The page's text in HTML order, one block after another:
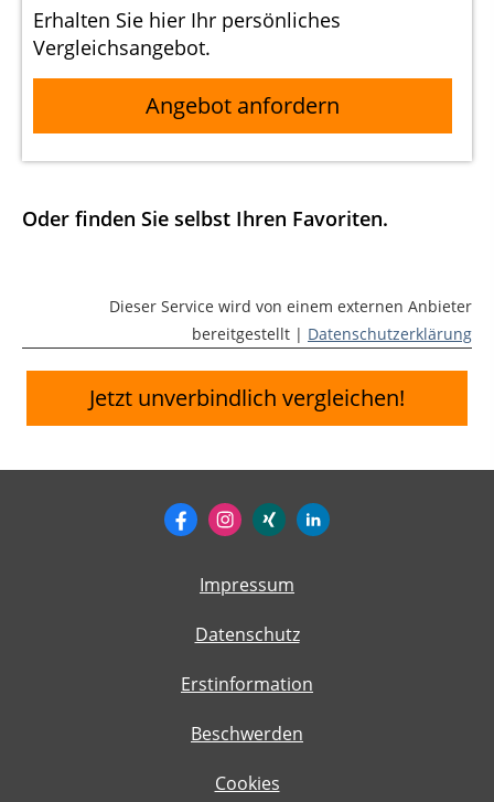
Erhalten Sie hier Ihr persönliches
Vergleichsangebot.
Angebot anfordern
Oder finden Sie selbst Ihren Favoriten.
Dieser Service wird von einem externen Anbieter
bereitgestellt | Datenschutzerklärung
Jetzt unverbindlich vergleichen!
Impressum
Datenschutz
Erstinformation
Beschwerden
Cookies